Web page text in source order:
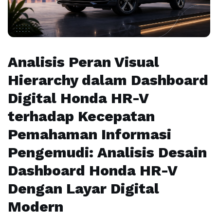
Analisis Peran Visual
Hierarchy dalam Dashboard
Digital Honda HR-V
terhadap Kecepatan
Pemahaman Informasi
Pengemudi: Analisis Desain
Dashboard Honda HR-V
Dengan Layar Digital
Modern